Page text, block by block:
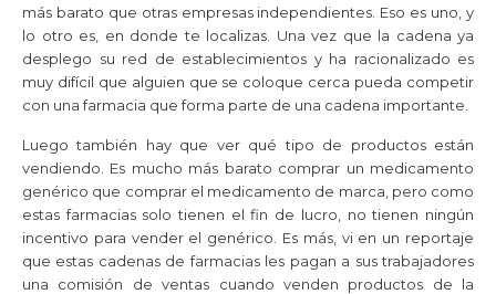
más barato que otras empresas independientes. Eso es uno, y
lo otro es, en donde te localizas. Una vez que la cadena ya
desplego su red de establecimientos y ha racionalizado es
muy difícil que alguien que se coloque cerca pueda competir
con una farmacia que forma parte de una cadena importante.
Luego también hay que ver qué tipo de productos están
vendiendo. Es mucho más barato comprar un medicamento
genérico que comprar el medicamento de marca, pero como
estas farmacias solo tienen el fin de lucro, no tienen ningún
incentivo para vender el genérico. Es más, vi en un reportaje
que estas cadenas de farmacias les pagan a sus trabajadores
una comisión de ventas cuando venden productos de la